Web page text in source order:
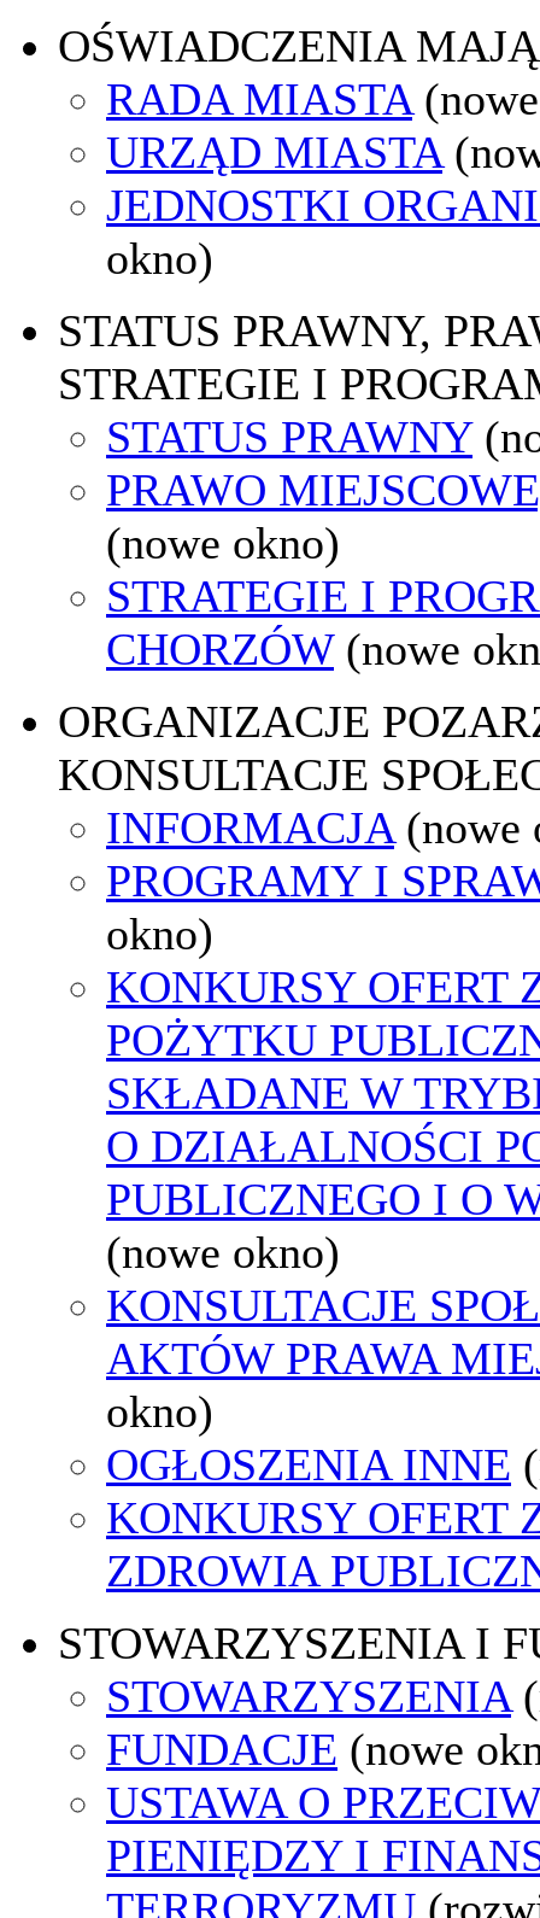
OŚWIADCZENIA
RADA MIASTA
URZĄD MIASTA
JEDNOSTKI
okno)
STATUS PRAWNY,
STRATEGIE I
STATUS PRAWNY
PRAWO
(nowe okno)
STRATEGIE I
CHORZÓW (nowe
ORGANIZACJE
KONSULTACJE
INFORMACJA (nowe
PROGRAMY I
okno)
KONKURSY OFERT
POŻYTKU
SKŁADANE W
O DZIAŁALNOŚCI
PUBLICZNEGO I O
(nowe okno)
KONSULTACJE
AKTÓW PRAWA
okno)
OGŁOSZENIA INNE
KONKURSY OFERT
ZDROWIA
STOWARZYSZENIA I
STOWARZYSZENIA
FUNDACJE (nowe
USTAWA O
PIENIĘDZY I